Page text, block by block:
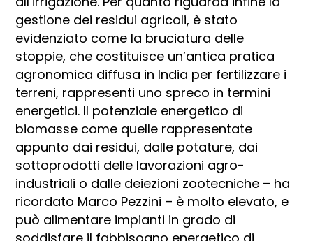
gestione dei residui agricoli, è stato
evidenziato come la bruciatura delle
stoppie, che costituisce un’antica pratica
agronomica diffusa in India per fertilizzare i
terreni, rappresenti uno spreco in termini
energetici. Il potenziale energetico di
biomasse come quelle rappresentate
appunto dai residui, dalle potature, dai
sottoprodotti delle lavorazioni agro-
industriali o dalle deiezioni zootecniche – ha
ricordato Marco Pezzini – è molto elevato, e
può alimentare impianti in grado di